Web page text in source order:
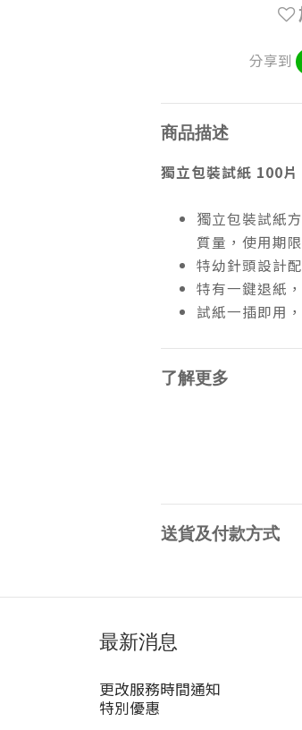
分享到
商品描述
獨立包裝試紙 100
獨立包裝試紙
質量，使用期
特幼針頭設計
特有一鍵退紙
試紙一插即用
了解更多
送貨及付款方式
最新消息
更改服務時間通知
特別優惠